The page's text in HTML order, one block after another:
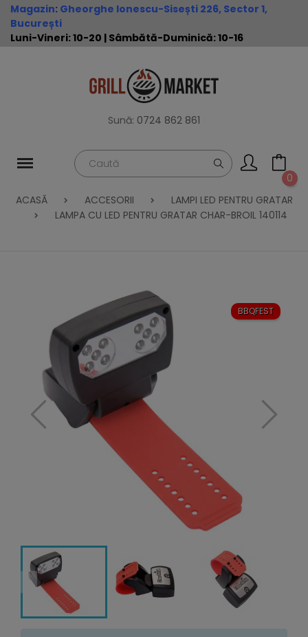
Magazin: Gheorghe Ionescu-Sisești 226, Sector 1,
București
Luni-Vineri: 10-20 | Sâmbătă-Duminică: 10-16
Sună: 0724 862 861
0
ACASĂ
ACCESORII
LAMPI LED PENTRU GRATAR
LAMPA CU LED PENTRU GRATAR CHAR-BROIL 140114
BBQFEST